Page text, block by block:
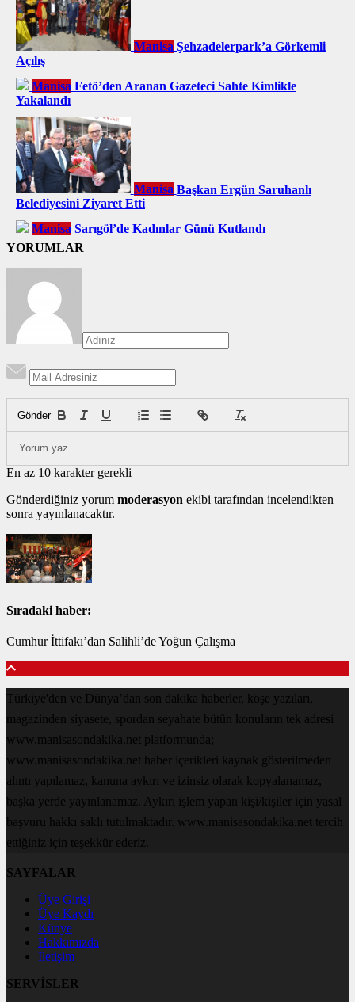
Manisa Şehzadelerpark’a Görkemli
Açılış
Manisa Fetö’den Aranan Gazeteci Sahte Kimlikle
Yakalandı
Manisa Başkan Ergün Saruhanlı
Belediyesini Ziyaret Etti
Manisa Sarıgöl’de Kadınlar Günü Kutlandı
YORUMLAR
Gönder
En az 10 karakter gerekli
Gönderdiğiniz yorum moderasyon ekibi tarafından incelendikten
sonra yayınlanacaktır.
Sıradaki haber:
Cumhur İttifakı’dan Salihli’de Yoğun Çalışma
Türkiye'den ve Dünya’dan son dakika haberler, köşe yazıları,
magazinden siyasete, spordan seyahate bütün konuların tek adresi
www.manisasondakika.net platformunda;
www.manisasondakika.net haber içerikleri kaynak gösterilmeden
alıntı yapılamaz, kanuna aykırı ve izinsiz olarak kopyalanamaz,
başka yerde yayınlanamaz. Aykırı işlem yapan kişi/kişiler için yasal
başvuru hakkı saklı tutulmaktadır. www.manisasondakika.net tercih
ettiğiniz için teşekkür ederiz.
SAYFALAR
Üye Girişi
Üye Kaydı
Künye
Hakkımızda
İletişim
SERVİSLER